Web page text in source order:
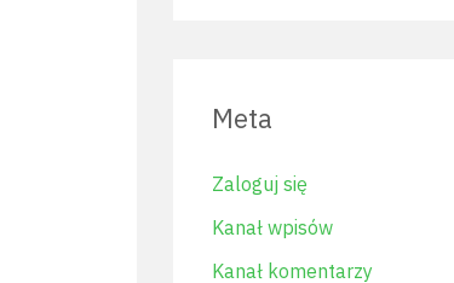
Meta
Zaloguj się
Kanał wpisów
Kanał komentarzy